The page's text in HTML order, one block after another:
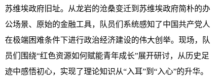
苏维埃政府旧址。从龙岩的沧桑变迁到苏维埃政府简朴的办
公场景、原始的金融工具，队员们系统感知了中国共产党人
在极端困难条件下进行政治经济建设的伟大创举。现场，队
员们围绕“红色资源如何赋能青年成长”展开研讨，从历史足
迹中感悟初心，实现了理论知识从“入耳”到“入心”的升华。